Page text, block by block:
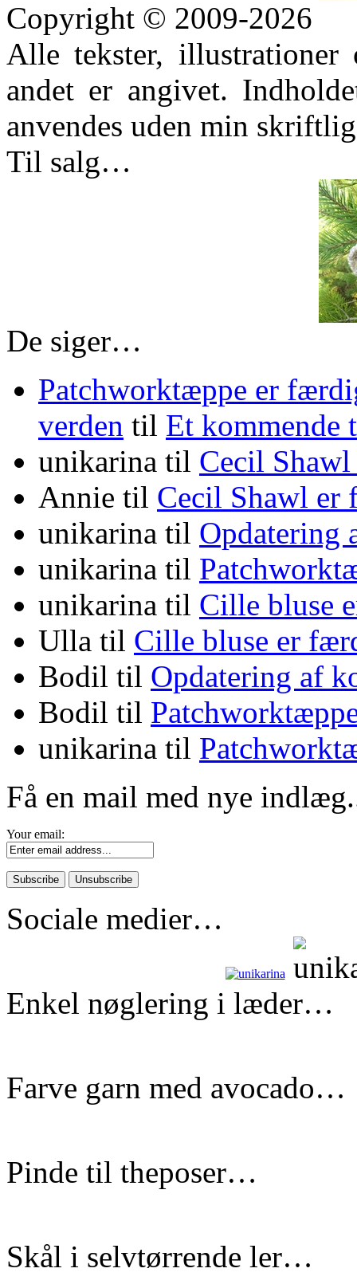
Copyright © 2009-2026
Alle tekster, illustrationer
andet er angivet.
anvendes uden min
Til salg…
De siger…
Patchworktæppe er
verden til Et
unikarina til Cecil
Annie til Cecil Shawl
unikarina til
unikarina til
unikarina til Cille bluse
Ulla til Cille bluse er
Bodil til Opdatering af
Bodil til
unikarina til
Få en mail med nye
Your email:
Sociale medier…
Enkel nøglering i læder…
Farve garn med avocado…
Pinde til theposer…
Skål i selvtørrende ler…